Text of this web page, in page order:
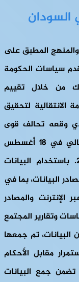
السودان
المطبق على
سياسات الحكومة
ذلك من خلال تقييم
الانتقالية لتحقيق
وقعه تحالف قوى
الحرية والتغيير والمجلس العسكري الانتقالي في 18 أغسطس
2019 حتى الانقلاب في 25 أكتوبر 2021. باستخدام البيانات
البيانات، بما في
الإنترنت والمصادر
وتقارير المجتمع
تم جمعها
مقابل الأحكام
في الإعلان الدستوري لعام 2019. تضمن جمع البيانات